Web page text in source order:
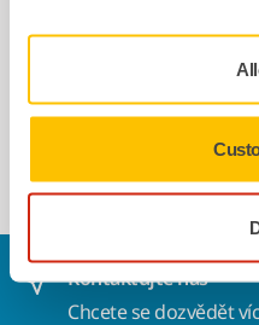
Fleecový
ks/bal.
8999000211
Kontaktujte nás
Chcete se dozvědět